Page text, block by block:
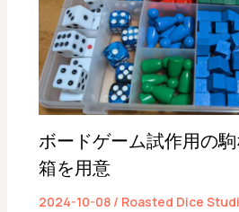
ボードゲーム試作用の
箱を用意
2024-10-08 / Roasted Dice